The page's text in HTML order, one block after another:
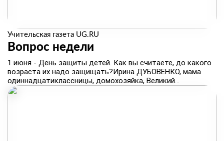
Учительская газета UG.RU
Вопрос недели
​1 июня - День защиты детей. Как вы считаете, до какого
возраста их надо защищать?Ирина ДУБОВЕНКО, мама
одиннадцатиклассницы, домохозяйка, Великий...